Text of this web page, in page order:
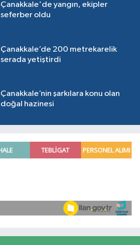
Çanakkale'de yangın, ekipler
seferber oldu
Çanakkale’de 200 metrekarelik
serada yetiştirdi
Çanakkale’nin şarkılara konu olan
doğal hazinesi